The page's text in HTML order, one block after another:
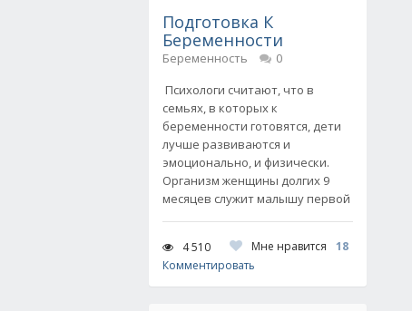
Подготовка К
Беременности
Беременность
0
Психологи считают, что в
семьях, в которых к
беременности готовятся, дети
лучше развиваются и
эмоционально, и физически.
Организм женщины долгих 9
месяцев служит малышу первой
4 510 Мне нравится
18
Комментировать